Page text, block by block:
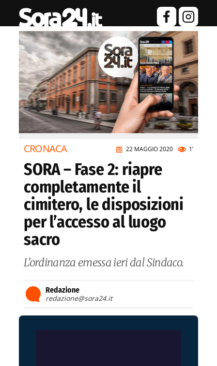
22 MAGGIO 2020 1’
CRONACA
SORA – Fase 2: riapre
completamente il
cimitero, le disposizioni
per l’accesso al luogo
sacro
L'ordinanza emessa ieri dal Sindaco.
Redazione
redazione@sora24.it